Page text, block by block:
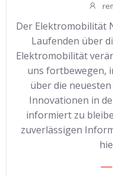
Der Elektromobilität
Laufenden über
Elektromobilität
uns fortbewegen,
über die
Innovationen in
informiert zu
zuverlässigen